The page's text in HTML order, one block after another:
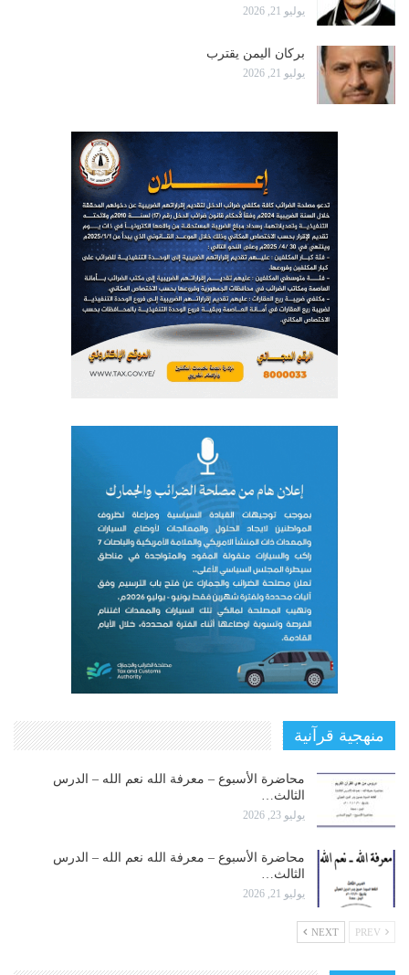
يوليو 21, 2026
بركان اليمن يقترب
يوليو 21, 2026
منهجية قرآنية
محاضرة الأسبوع – معرفة الله نعم الله – الدرس
الثالث…
يوليو 23, 2026
محاضرة الأسبوع – معرفة الله نعم الله – الدرس
الثالث…
يوليو 21, 2026
NEXT